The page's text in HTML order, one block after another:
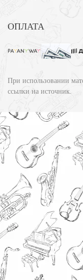
ОПЛАТА
При использовании
ссылки на источник.